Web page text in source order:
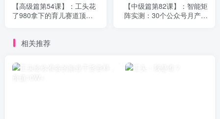
【高级篇第54课】：工头花
了980拿下的育儿赛道顶级
【中级篇第82课】：智能矩
阵实测：30个公众号月产出
相关推荐